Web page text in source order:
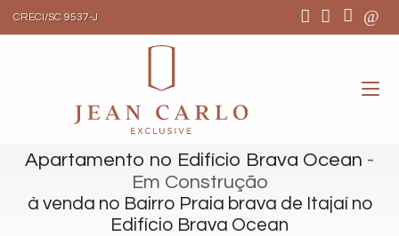
CRECI/SC 9537-J
Apartamento no Edifício Brava Ocean -
Em Construção
à venda no Bairro Praia brava de Itajaí no
Edifício Brava Ocean